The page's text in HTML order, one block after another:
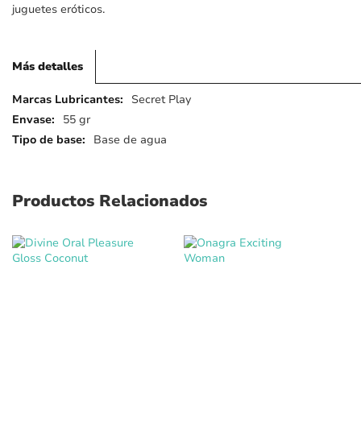
juguetes eróticos.
Más detalles
Más
detalles
Secret Play
55 gr
Base de agua
Productos Relacionados